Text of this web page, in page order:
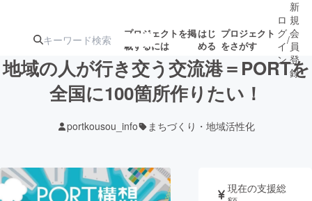
プロジェクトを掲
載するには
はじ
める
プロジェクト
をさがす
ターン
ジェクト
募集終了が近いプ
ロジェクト
されます
アート・写真 音楽
ロ
グ
イ
ン
/
新
規
会
員
登
録
地域の人が行き交う交流港＝PORTを
全国に100箇所作りたい！
portkousou_info まちづくり・地域活性化
現在の支援総